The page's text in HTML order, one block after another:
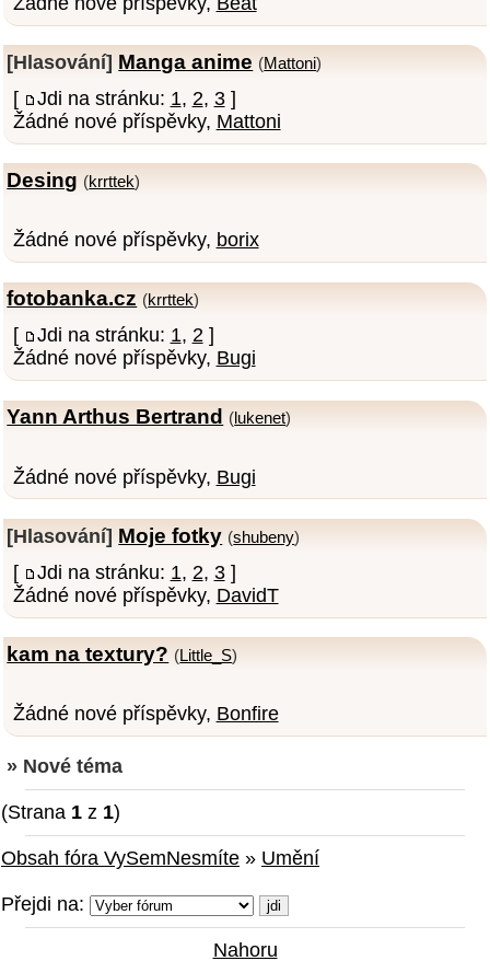
[Hlasování] Manga anime (Mattoni)
[ Jdi na stránku: 1, 2, 3]
Žádné nové příspěvky, Mattoni
Desing (krrttek)
Žádné nové příspěvky, borix
fotobanka.cz (krrttek)
[ Jdi na stránku: 1, 2]
Žádné nové příspěvky, Bugi
Yann Arthus Bertrand ( lukenet)
Žádné nové příspěvky, Bugi
[Hlasování] Moje fotky (shubeny)
[ Jdi na stránku: 1, 2, 3]
Žádné nové příspěvky, DavidT
kam na textury? (Little_S)
Žádné nové příspěvky, Bonfire
» Nové téma
(Strana 1 z 1)
Obsah fóra VySemNesmíte » Umění
Přejdi na:
Nahoru